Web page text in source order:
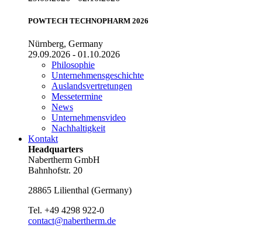
POWTECH TECHNOPHARM 2026
Nürnberg, Germany
29.09.2026 - 01.10.2026
Philosophie
Unternehmensgeschichte
Auslandsvertretungen
Messetermine
News
Unternehmensvideo
Nachhaltigkeit
Kontakt
Headquarters
Nabertherm GmbH
Bahnhofstr. 20
28865 Lilienthal (Germany)
Tel. +49 4298 922-0
contact@nabertherm.de